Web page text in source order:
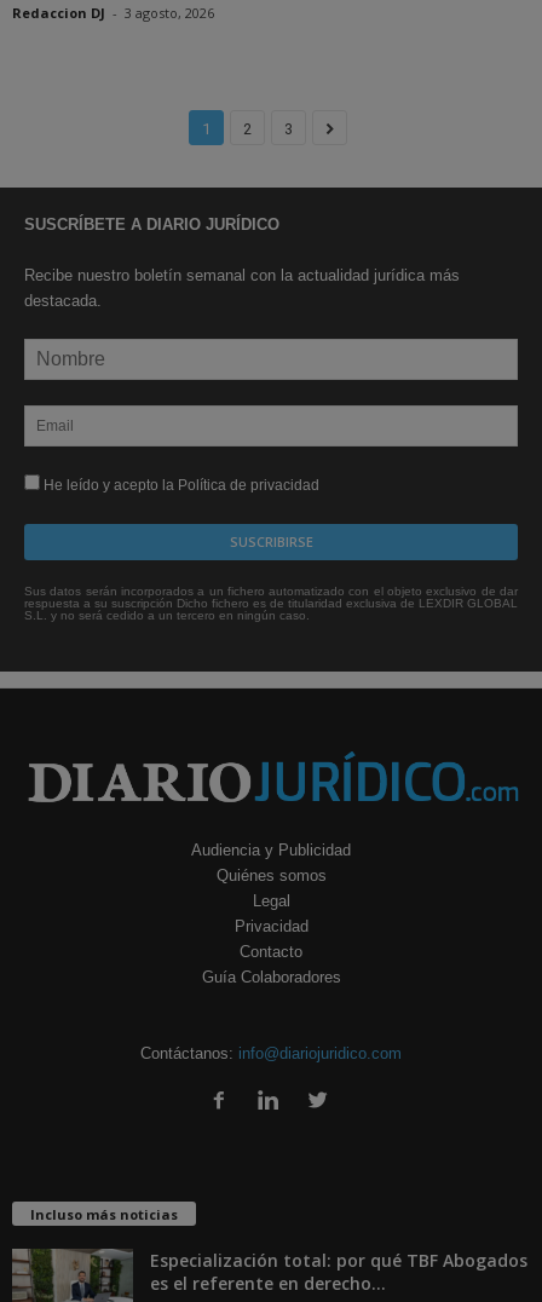
Redaccion DJ - 3 agosto, 2026
1 2 3
SUSCRÍBETE A DIARIO JURÍDICO
Recibe nuestro boletín semanal con la actualidad jurídica más
destacada.
He leído y acepto la Política de privacidad
Sus datos serán incorporados a un fichero automatizado con el objeto exclusivo de dar
respuesta a su suscripción Dicho fichero es de titularidad exclusiva de LEXDIR GLOBAL
S.L. y no será cedido a un tercero en ningún caso.
Audiencia y Publicidad
Quiénes somos
Legal
Privacidad
Contacto
Guía Colaboradores
Contáctanos: info@diariojuridico.com
Incluso más noticias
Especialización total: por qué TBF Abogados
es el referente en derecho...